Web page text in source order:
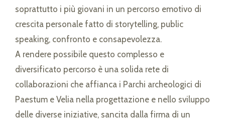
soprattutto i più giovani in un percorso emotivo di
crescita personale fatto di storytelling, public
speaking, confronto e consapevolezza.
A rendere possibile questo complesso e
diversificato percorso è una solida rete di
collaborazioni che affianca i Parchi archeologici di
Paestum e Velia nella progettazione e nello sviluppo
delle diverse iniziative, sancita dalla firma di un